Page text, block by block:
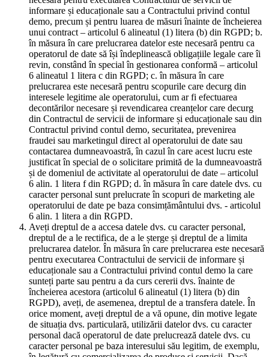
informare și educaționale sau a Contractului privind contul
demo, precum și pentru luarea de măsuri înainte de încheierea
unui contract – articolul 6 alineatul (1) litera (b) din RGPD; b.
în măsura în care prelucrarea datelor este necesară pentru ca
operatorul de date să își îndeplinească obligațiile legale care îi
revin, constând în special în gestionarea conformă – articolul
6 alineatul 1 litera c din RGPD; c. în măsura în care
prelucrarea este necesară pentru scopurile care decurg din
interesele legitime ale operatorului, cum ar fi efectuarea
decontărilor necesare și revendicarea creanțelor care decurg
din Contractul de servicii de informare și educaționale sau din
Contractul privind contul demo, securitatea, prevenirea
fraudei sau marketingul direct al operatorului de date sau
contactarea dumneavoastră, în cazul în care acest lucru este
justificat în special de o solicitare primită de la dumneavoastră
și de domeniul de activitate al operatorului de date – articolul
6 alin. 1 litera f din RGPD; d. în măsura în care datele dvs. cu
caracter personal sunt prelucrate în scopuri de marketing ale
operatorului de date pe baza consimțământului dvs. - articolul
6 alin. 1 litera a din RGPD.
Aveți dreptul de a accesa datele dvs. cu caracter personal,
dreptul de a le rectifica, de a le șterge și dreptul de a limita
prelucrarea datelor. În măsura în care prelucrarea este necesară
pentru executarea Contractului de servicii de informare și
educaționale sau a Contractului privind contul demo la care
sunteți parte sau pentru a da curs cererii dvs. înainte de
încheierea acestora (articolul 6 alineatul (1) litera (b) din
RGPD), aveți, de asemenea, dreptul de a transfera datele. În
orice moment, aveți dreptul de a vă opune, din motive legate
de situația dvs. particulară, utilizării datelor dvs. cu caracter
personal dacă operatorul de date prelucrează datele dvs. cu
caracter personal pe baza interesului său legitim, de exemplu,